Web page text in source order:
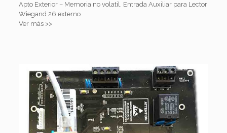
Apto Exterior – Memoria no volatil. Entrada Auxiliar para Lector
Wiegand 26 externo
Ver más >>